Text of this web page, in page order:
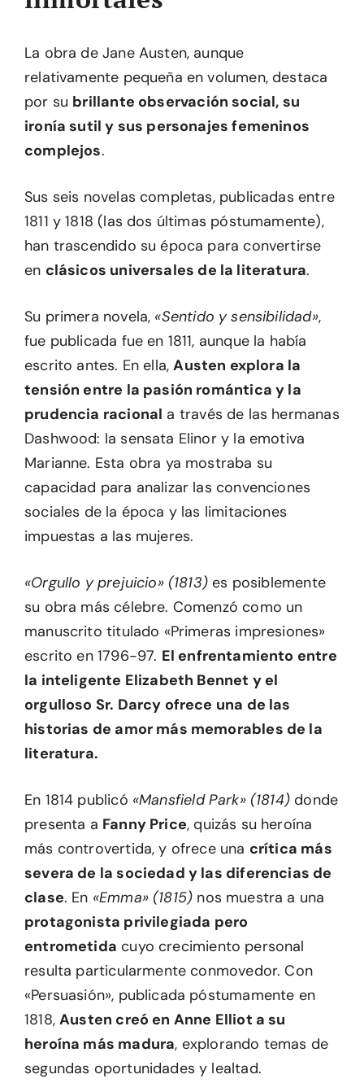
La obra de Jane Austen, aunque
relativamente pequeña en volumen, destaca
por su brillante observación social, su
ironía sutil y sus personajes femeninos
complejos.
Sus seis novelas completas, publicadas entre
1811 y 1818 (las dos últimas póstumamente),
han trascendido su época para convertirse
en clásicos universales de la literatura.
Su primera novela, «Sentido y sensibilidad»,
fue publicada fue en 1811, aunque la había
escrito antes. En ella,Austen explora la
tensión entre la pasión romántica y la
prudencia racional a través de las hermanas
Dashwood: la sensata Elinor y la emotiva
Marianne. Esta obra ya mostraba su
capacidad para analizar las convenciones
sociales de la época y las limitaciones
impuestas a las mujeres.
«Orgullo y prejuicio» (1813) es posiblemente
su obra más célebre. Comenzó como un
manuscrito titulado «Primeras impresiones»
escrito en 1796-97. El enfrentamiento entre
la inteligente Elizabeth Bennet y el
orgulloso Sr. Darcy ofrece una de las
historias de amor más memorables de la
literatura.
En 1814 publicó «Mansfield Park» (1814) donde
presenta a Fanny Price, quizás su heroína
más controvertida, y ofrece una crítica más
severa de la sociedad y las diferencias de
clase. En «Emma» (1815) nos muestra a una
protagonista privilegiada pero
entrometida cuyo crecimiento personal
resulta particularmente conmovedor. Con
«Persuasión», publicada póstumamente en
1818,Austen creó en Anne Elliot a su
heroína más madura, explorando temas de
segundas oportunidades y lealtad.